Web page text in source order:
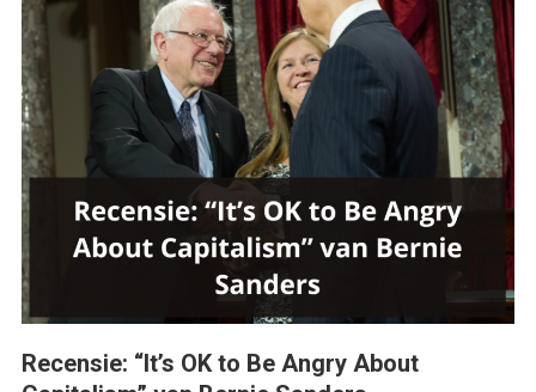
Recensie: “It’s OK to Be Angry About